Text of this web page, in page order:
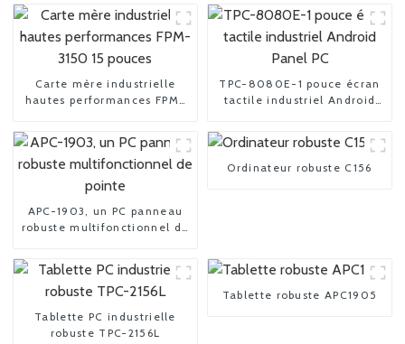
Carte mère industrielle
hautes performances FPM-
TPC-8080E-1 pouce écran
tactile industriel Android
APC-1903, un PC panneau
robuste multifonctionnel de
Ordinateur robuste C156
Tablette PC industrielle
robuste TPC-2156L
Tablette robuste APC1905